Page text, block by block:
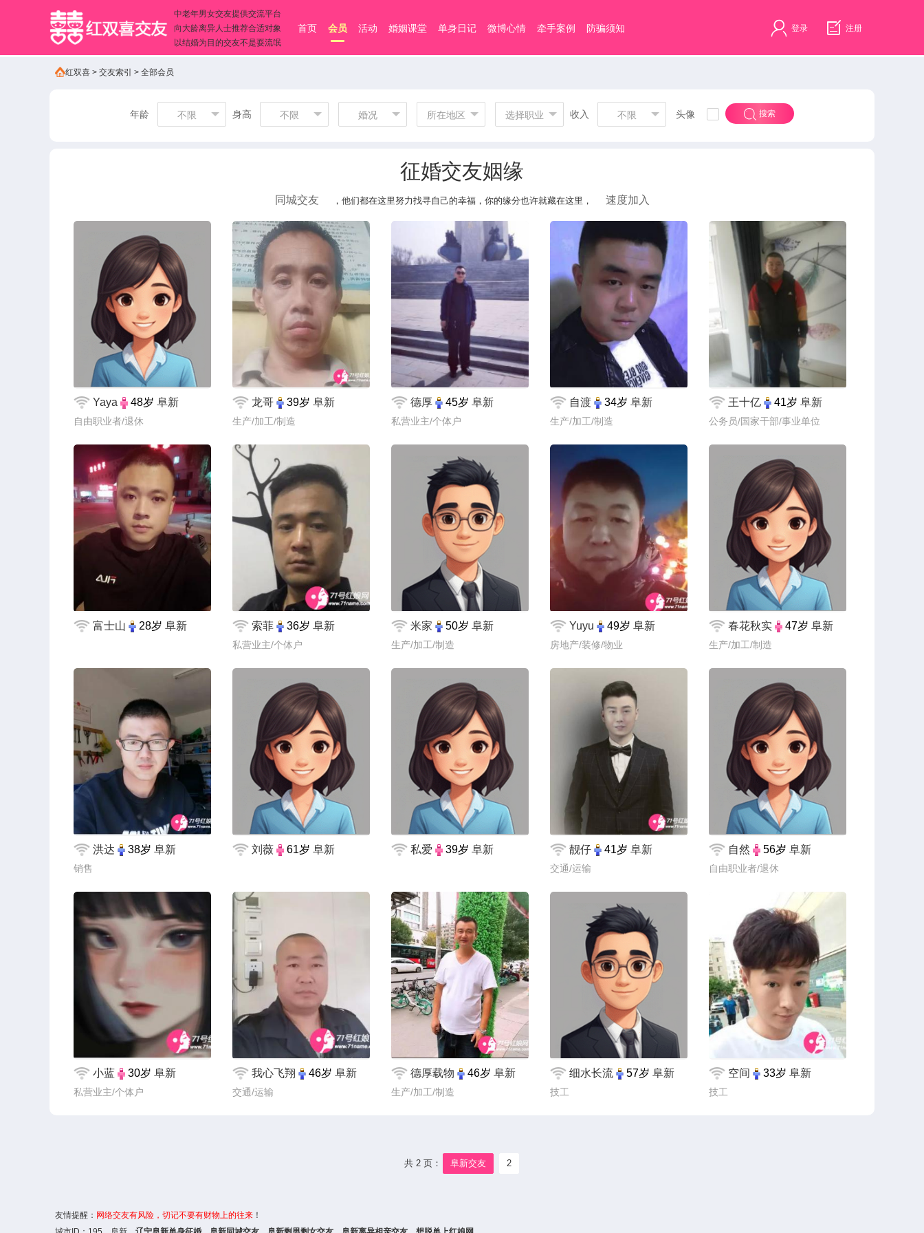
中老年男女交友提供交流平台
向大龄离异人士推荐合适对象
以结婚为目的交友不是耍流氓
首页 会员 活动 婚姻课堂 单身日记 微博心情 牵手案例 防骗须知 登录 注册
红双喜 > 交友索引 > 全部会员
年龄 不限 身高 不限 婚况 所在地区 选择职业 收入 不限 头像 搜索
征婚交友姻缘
同城交友 ，他们都在这里努力找寻自己的幸福，你的缘分也许就藏在这里， 速度加入
Yaya 48岁 阜新
自由职业者/退休
龙哥 39岁 阜新
生产/加工/制造
德厚 45岁 阜新
私营业主/个体户
自渡 34岁 阜新
生产/加工/制造
王十亿 41岁 阜新
公务员/国家干部/事业单位
富士山 28岁 阜新 索菲 36岁 阜新
私营业主/个体户
米家 50岁 阜新
生产/加工/制造
Yuyu 49岁 阜新
房地产/装修/物业
春花秋实 47岁 阜新
生产/加工/制造
洪达 38岁 阜新
销售
刘薇 61岁 阜新 私爱 39岁 阜新 靓仔 41岁 阜新
交通/运输
自然 56岁 阜新
自由职业者/退休
小蓝 30岁 阜新
私营业主/个体户
我心飞翔 46岁 阜新
交通/运输
德厚载物 46岁 阜新
生产/加工/制造
细水长流 57岁 阜新
技工
空间 33岁 阜新
技工
共 2 页： 阜新交友 2
友情提醒： 网络交友有风险，切记不要有财物上的往来 ！